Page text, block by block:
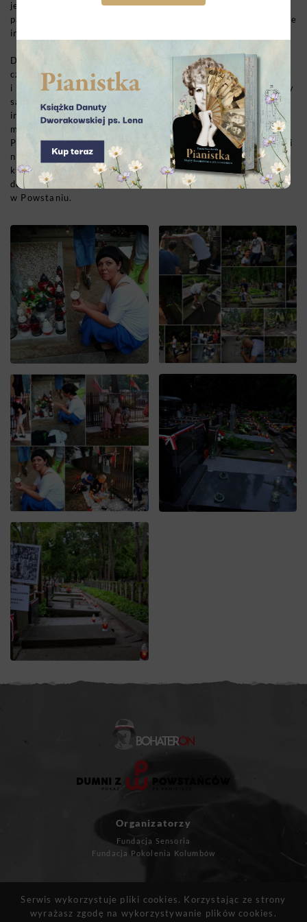
Serwis wykorzystuje pliki cookies. Korzystając ze strony
wyrażasz zgodę na wykorzystywanie plików cookies.
je biało-czerwonymi taśmami rypsowymi, kupują
patriotyczne znicze oraz odnawiają niewidoczne i nieczytelne
inskrypcje – tak by nazwiska pochowanych były widoczne.
Dodatkowo, by przywracać pamięć o Zapomnianych,
członkowie akcji przygotowują laminowane zdjęcia
i biogramy, które zamieszczają przy mogiłach. Czasem groby
są tak zniszczone, że jedynie taka tymczasowa tabliczka
informuje, który z Bohaterów został pochowany w danym
miejscu. Dzięki notkom biograficznym każdy odwiedzający
Powązki ma szansę poznać Powstańców i ich historie. Dzięki
nim dzieją się też rzeczy niezwykłe – rodziny poległych po
kilkudziesięciu latach znajdują groby swoich bliskich lub
dowiadują się o udziale ojców, wujków czy stryjów
w Powstaniu.
Organizatorzy
Fundacja Sensoria
Fundacja Pokolenia Kolumbów
kontakt@bohateron.pl